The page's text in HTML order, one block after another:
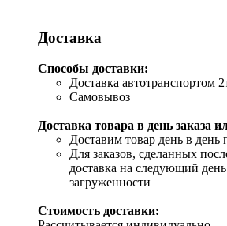
Доставка
Способы доставки:
Доставка автотранспортом
Самовывоз
Доставка товара в день заказа
Доставим товар день в день
Для заказов, сделанных
доставка на следующий
загруженности
Стоимость доставки: